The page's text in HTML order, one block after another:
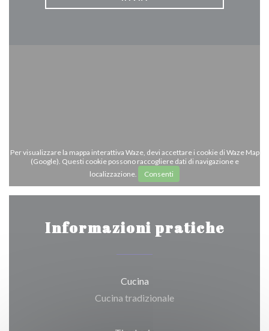
Per visualizzare la mappa interattiva Waze, devi accettare i cookie di Waze Map
(Google). Questi cookie possono raccogliere dati di navigazione e
localizzazione.
Consenti
Informazioni pratiche
Cucina
Cucina tradizionale